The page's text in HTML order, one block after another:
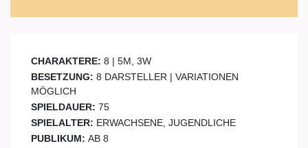
CHARAKTERE: 8 | 5M, 3W
BESETZUNG: 8 DARSTELLER | VARIATIONEN
MÖGLICH
SPIELDAUER: 75
SPIELALTER: ERWACHSENE, JUGENDLICHE
PUBLIKUM: AB 8